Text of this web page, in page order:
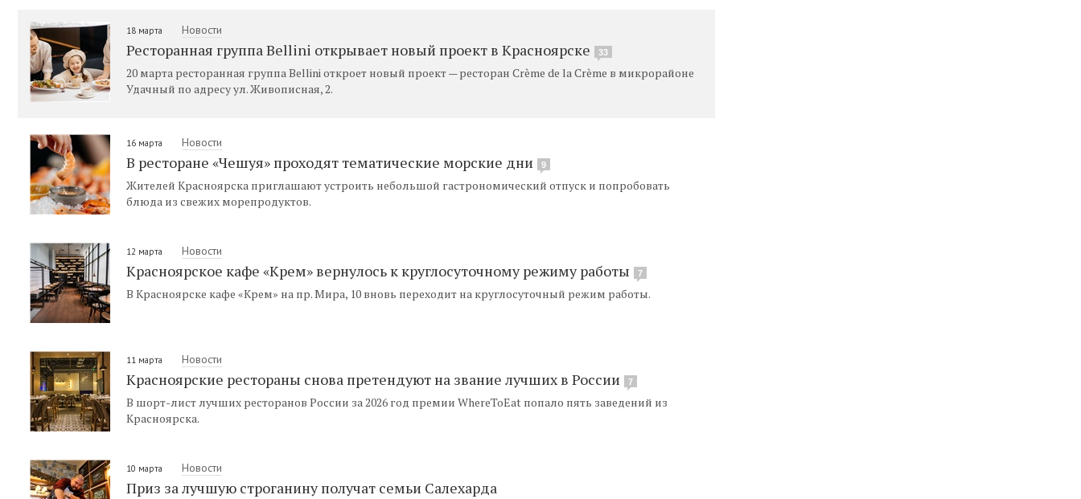
18 марта Новости
Ресторанная группа Bellini открывает новый проект в Красноярске 33
20 марта ресторанная группа Bellini откроет новый проект — ресторан Crème de la Crème в микрорайоне
Удачный по адресу ул. Живописная, 2.
16 марта Новости
В ресторане «Чешуя» проходят тематические морские дни 9
Жителей Красноярска приглашают устроить небольшой гастрономический отпуск и попробовать
блюда из свежих морепродуктов.
12 марта Новости
Красноярское кафе «Крем» вернулось к круглосуточному режиму работы 7
В Красноярске кафе «Крем» на пр. Мира, 10 вновь переходит на круглосуточный режим работы.
11 марта Новости
Красноярские рестораны снова претендуют на звание лучших в России 7
В шорт-лист лучших ресторанов России за 2026 год премии WhereToEat попало пять заведений из
Красноярска.
10 марта Новости
Приз за лучшую строганину получат семьи Салехарда